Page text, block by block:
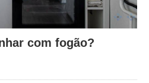
com fogão?